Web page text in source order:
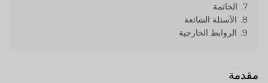
7. الخاتمة
8. الأسئلة الشائعة
9. الروابط الخارجية
مقدمة